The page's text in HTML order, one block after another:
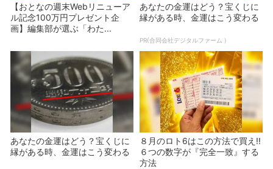
【おとなの週末Webリニューア
ル記念100万円プレゼント企
画】編集部が選ぶ「わた...
あなたの金運はどう？宝くじに
縁がある時、金運はこう変わる
PR(合同会社デジタルファーム )
あなたの金運はどう？宝くじに
縁がある時、金運はこう変わる
８月のロト6はこの方法で買え!!
６つの数字が『完全一致』する
方法